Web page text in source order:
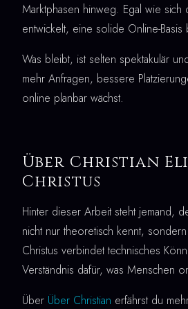
Marktphasen hinweg. Egal wie sich
entwickelt, eine solide Online-Basis
Was bleibt, ist selten spektakulär
mehr Anfragen, bessere
online planbar wächst.
Über Christian
Christus
Hinter dieser Arbeit steht jemand,
nicht nur theoretisch kennt,
Christus verbindet technisches
Verständnis dafür, was Menschen
Über Über Christian erfährst du